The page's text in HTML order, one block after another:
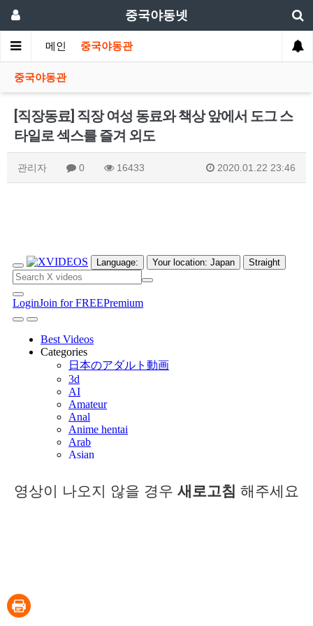
중국야동넷
메인 중국야동관
중국야동관
[직장동료] 직장 여성 동료와 책상 앞에서 도그 스
타일로 섹스를 즐겨 외도
관리자 0 16433 2020.01.22 23:46
영상이 나오지 않을 경우 새로고침 해주세요